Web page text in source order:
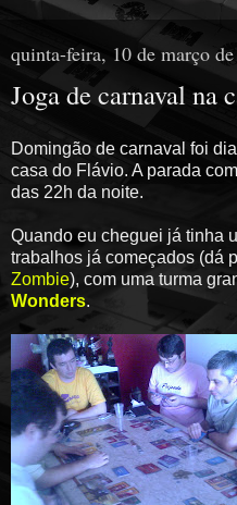
quinta-feira, 10 de março
Joga de carnaval na
Domingão de carnaval foi
casa do Flávio. A parada
das 22h da noite.
Quando eu cheguei já tinha
trabalhos já começados (dá
Zombie), com uma turma
Wonders.